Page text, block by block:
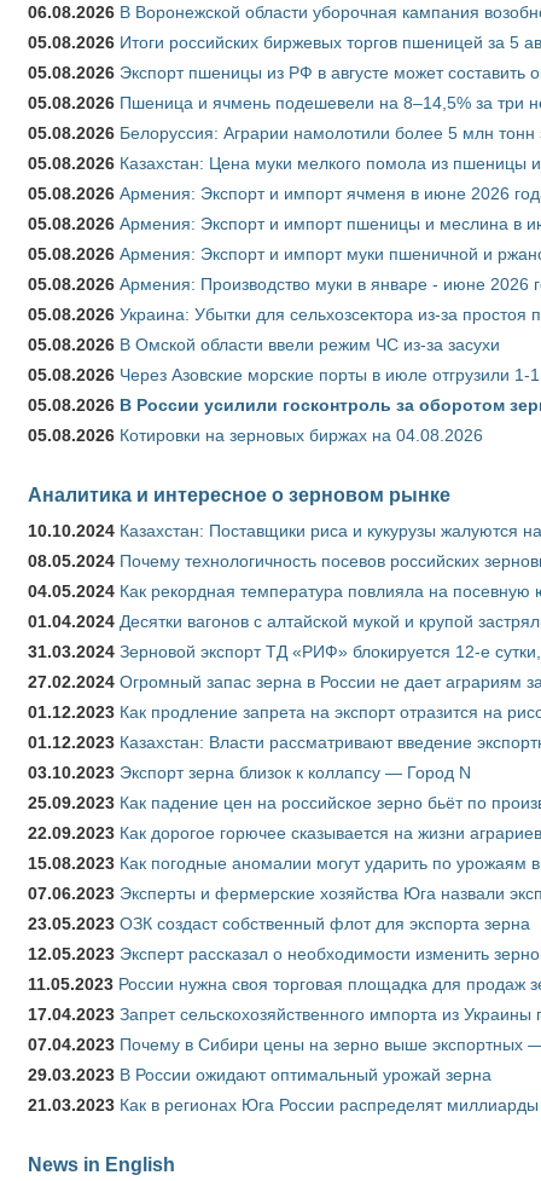
06.08.2026 В Воронежской области уборочная кампания
05.08.2026 Итоги российских биржевых торгов пшеницей за 5
05.08.2026 Экспорт пшеницы из РФ в августе может составить
05.08.2026 Пшеница и ячмень подешевели на 8–14,5% за три
05.08.2026 Белоруссия: Аграрии намолотили более 5 млн тонн
05.08.2026 Казахстан: Цена муки мелкого помола из пшеницы
05.08.2026 Армения: Экспорт и импорт ячменя в июне 2026
05.08.2026 Армения: Экспорт и импорт пшеницы и меслина в
05.08.2026 Армения: Экспорт и импорт муки пшеничной и
05.08.2026 Армения: Производство муки в январе - июне 2026
05.08.2026 Украина: Убытки для сельхозсектора из-за простоя
05.08.2026 В Омской области ввели режим ЧС из-за засухи
05.08.2026 Через Азовские морские порты в июле отгрузили
05.08.2026 В России усилили госконтроль за оборотом
05.08.2026 Котировки на зерновых биржах на 04.08.2026
Аналитика и интересное о зерновом рынке
10.10.2024 Казахстан: Поставщики риса и кукурузы жалуются
08.05.2024 Почему технологичность посевов российских
04.05.2024 Как рекордная температура повлияла на
01.04.2024 Десятки вагонов с алтайской мукой и крупой
31.03.2024 Зерновой экспорт ТД «РИФ» блокируется 12-е
27.02.2024 Огромный запас зерна в России не дает аграриям
01.12.2023 Как продление запрета на экспорт отразится на
01.12.2023 Казахстан: Власти рассматривают введение
03.10.2023 Экспорт зерна близок к коллапсу — Город N
25.09.2023 Как падение цен на российское зерно бьёт по
22.09.2023 Как дорогое горючее сказывается на жизни аграриев
15.08.2023 Как погодные аномалии могут ударить по урожаям
07.06.2023 Эксперты и фермерские хозяйства Юга назвали
23.05.2023 ОЗК создаст собственный флот для экспорта зерна
12.05.2023 Эксперт рассказал о необходимости изменить
11.05.2023 России нужна своя торговая площадка для продаж
17.04.2023 Запрет сельскохозяйственного импорта из
07.04.2023 Почему в Сибири цены на зерно выше экспортных
29.03.2023 В России ожидают оптимальный урожай зерна
21.03.2023 Как в регионах Юга России распределят
News in English